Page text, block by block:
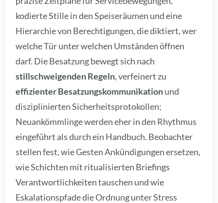
kodierte Stille in den Speiseräumen und eine
Hierarchie von Berechtigungen, die diktiert, wer
welche Tür unter welchen Umständen öffnen
darf. Die Besatzung bewegt sich nach
stillschweigenden Regeln, verfeinert zu
effizienter Besatzungskommunikationund
disziplinierten Sicherheitsprotokollen;
Neuankömmlinge werden eher in den Rhythmus
eingeführt als durch ein Handbuch. Beobachter
stellen fest, wie Gesten Ankündigungen ersetzen,
wie Schichten mit ritualisierten Briefings
Verantwortlichkeiten tauschen und wie
Eskalationspfade die Ordnung unter Stress